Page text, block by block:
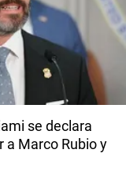
se declara
a Marco Rubio y